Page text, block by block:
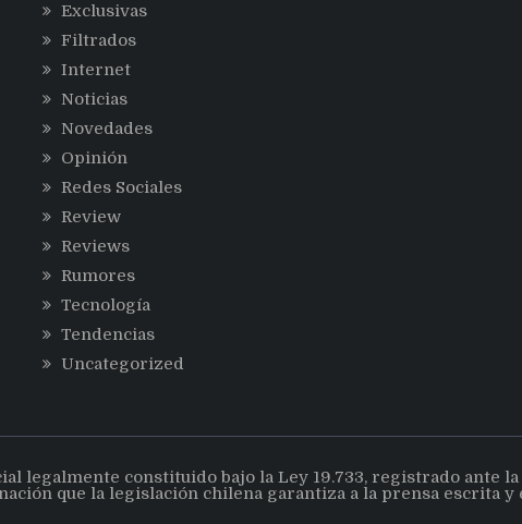
Exclusivas
Filtrados
Internet
Noticias
Novedades
Opinión
Redes Sociales
Review
Reviews
Rumores
Tecnología
Tendencias
Uncategorized
legalmente constituido bajo la Ley 19.733, registrado ante
que la legislación chilena garantiza a la prensa escrita y